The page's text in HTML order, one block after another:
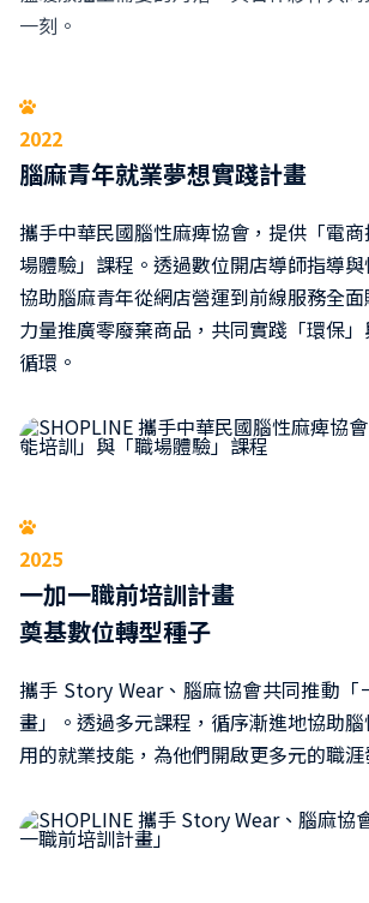
一刻。
2022
腦麻青年就業夢想實踐計畫
攜手中華民國腦性麻痺協會，提供「電
場體驗」課程。透過數位開店導師指導與
協助腦麻青年從網店營運到前線服務全
力量推廣零廢棄商品，共同實踐「環保
循環。
2025
一加一職前培訓計畫
奠基數位轉型種子
攜手 Story Wear、腦麻協會共同推動「
畫」。透過多元課程，循序漸進地協助
用的就業技能，為他們開啟更多元的職涯